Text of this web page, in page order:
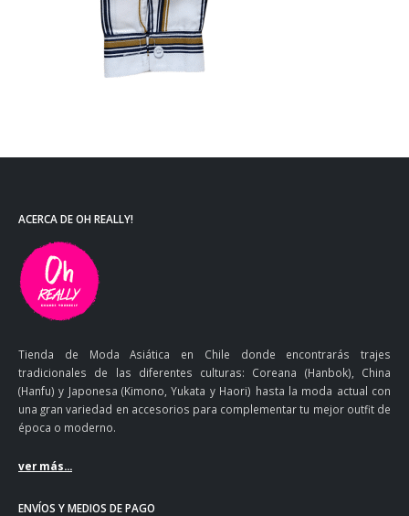
ACERCA DE OH REALLY!
Tienda de Moda Asiática en Chile donde encontrarás trajes
tradicionales de las diferentes culturas: Coreana (Hanbok), China
(Hanfu) y Japonesa (Kimono, Yukata y Haori) hasta la moda actual con
una gran variedad en accesorios para complementar tu mejor outfit de
época o moderno.
ver más...
ENVÍOS Y MEDIOS DE PAGO